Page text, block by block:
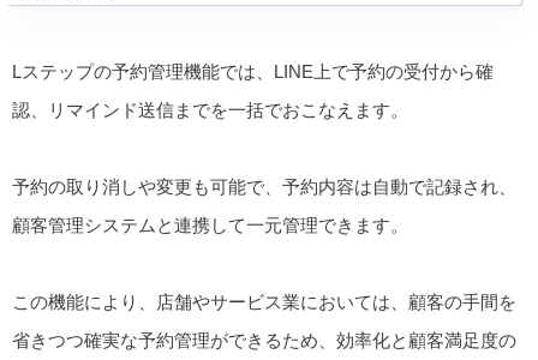
Lステップの予約管理機能では、LINE上で予約の受付から確
認、リマインド送信までを一括でおこなえます。
予約の取り消しや変更も可能で、予約内容は自動で記録され、
顧客管理システムと連携して一元管理できます。
この機能により、店舗やサービス業においては、顧客の手間を
省きつつ確実な予約管理ができるため、効率化と顧客満足度の